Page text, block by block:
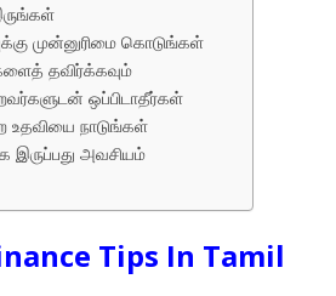
முன்னுரிமை கொடுங்கள்
தவிர்க்கவும்
ஒப்பிடாதீர்கள்
உதவியை நாடுங்கள்
இருப்பது அவசியம்
Tips In Tamil